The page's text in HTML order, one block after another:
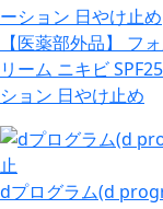
【医薬部外品】 フ
リーム ニキビ
ション 日やけ止め
dプログラム(d